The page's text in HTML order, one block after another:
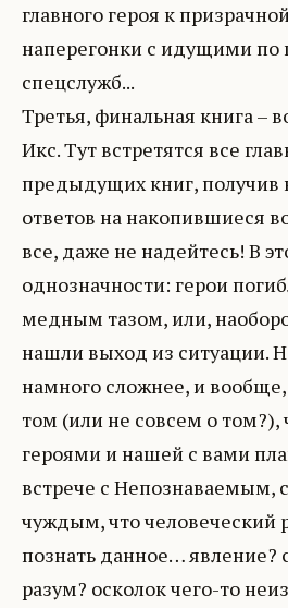
главного героя к
наперегонки с идущими по
спецслужб...
Третья, финальная книга –
Икс. Тут встретятся все
предыдущих книг, получив
ответов на накопившиеся
все, даже не надейтесь! В
однозначности: герои
медным тазом, или,
нашли выход из ситуации.
намного сложнее, и
том (или не совсем о том?),
героями и нашей с вами
встрече с Непознаваемым,
чуждым, что человеческий
познать данное… явление?
разум? осколок чего-то